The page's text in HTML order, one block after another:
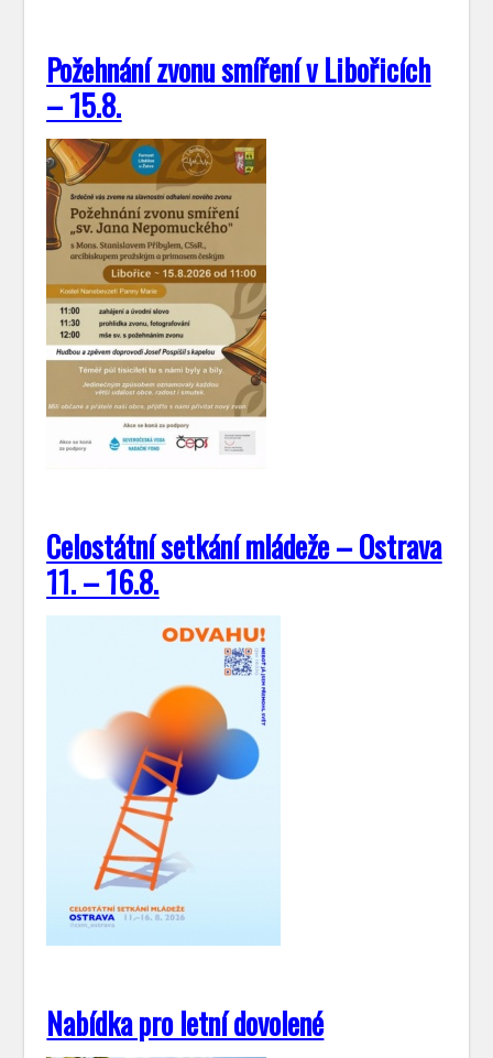
Požehnání zvonu smíření v Libořicích
– 15.8.
Celostátní setkání mládeže – Ostrava
11. – 16.8.
Nabídka pro letní dovolené